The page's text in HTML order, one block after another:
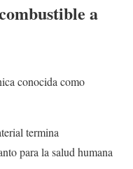
a
conocida como
termina
para la salud humana